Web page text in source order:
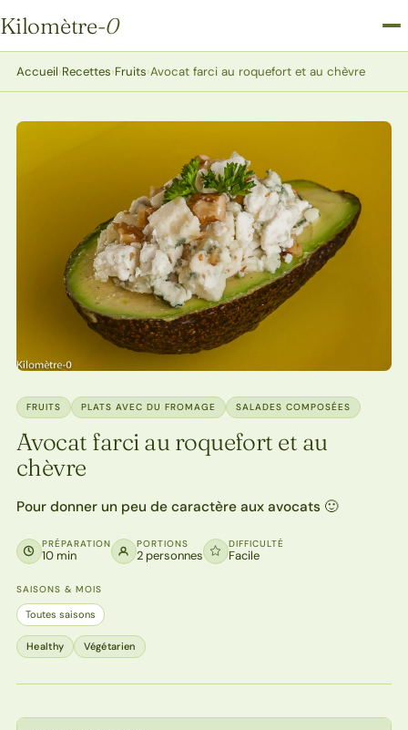
Kilomètre-0
Kilomètre-0
Accueil›Recettes›Fruits›Avocat farci au roquefort et au chèvre
FRUITS PLATS AVEC DU FROMAGE SALADES COMPOSÉES
Avocat farci au roquefort et au
chèvre
Pour donner un peu de caractère aux avocats 🙂
PRÉPARATION
10 min
PORTIONS
2 personnes
DIFFICULTÉ
Facile
SAISONS & MOIS
Toutes saisons
Healthy Végétarien